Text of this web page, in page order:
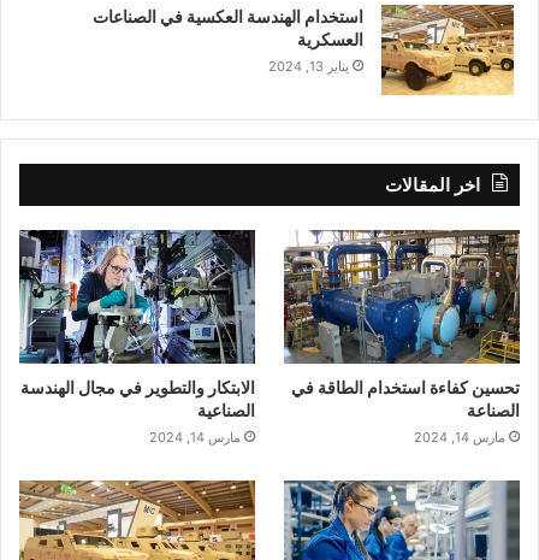
استخدام الهندسة العكسية في الصناعات
العسكرية
يناير 13, 2024
اخر المقالات
تحسين كفاءة استخدام الطاقة في
الصناعة
مارس 14, 2024
الابتكار والتطوير في مجال الهندسة
الصناعية
مارس 14, 2024